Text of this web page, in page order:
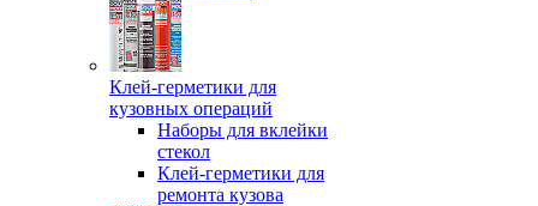
Клей-герметики для
кузовных операций
Наборы для вклейки
стекол
Клей-герметики для
ремонта кузова